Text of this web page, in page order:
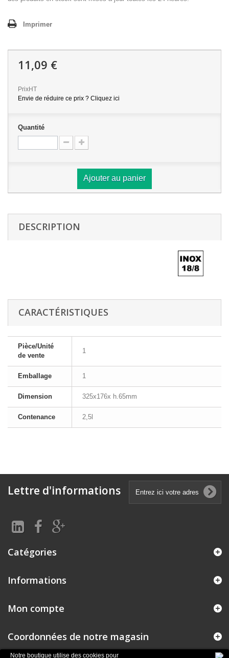
Notre boutique utilise des cookies pour
Imprimer
11,09 €
PrixHT
Envie de réduire ce prix ? Cliquez ici
Quantité
Ajouter au panier
DESCRIPTION
CARACTÉRISTIQUES
Pièce/Unité
de vente
1
Emballage 1
Dimension 325x176x h.65mm
Contenance 2,5l
Lettre d'informations
Catégories
Informations
Mon compte
Coordonnées de notre magasin